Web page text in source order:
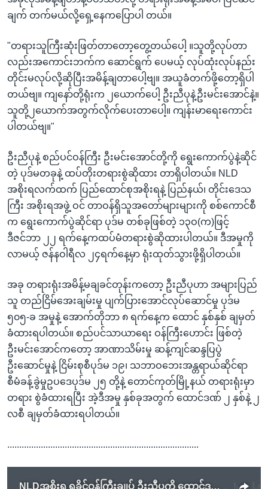
ချက် တက်မယ်လို့ရှေ့နေကပြောပါ တယ်။
"တရားသူကြီးဆုံးဖြတ်တာတော့တွေ့တယ်ပေါ့ ။သူတို့လုပ်တာ
လည်းအကောင်းဘက်က ဆောင်ရွက် ပေမယ့် လုပ်ထုံးလုပ်နည်း
တိုင်းမလုပ်လို့ဆိုပြီးအမိန့်ချတာပေါ့ဗျ။ အယူခံတက်ဖို့တော့ရှိပါ
တယ်ဗျ။ ကျနော်တို့ရုံးက ၂ယောက်ပေါ့ ဦးညီပုနဲ့ဦးမင်းအောင်နဲ့။
သူတို့၂ယောက်အတွက်လိုက်ပေးတာပေါ့။ ကျန်းမာရေးကောင်း
ပါတယ်ဗျ။"
ဦးညီပုနဲ့ စည်ပင်ဝန်ကြီး ဦးမင်းအောင်တို့ကို ရွေးကောက်ပွဲနဲ့ဆိုင်
တဲ့ ပုဒ်မတခုနဲ့ ထပ်တိုးတရားစွဲဆိုထား တာရှိပါတယ်။ NLD
အစိုးရလက်ထက် ပြည်ထောင်စုအစိုးရနဲ့ ပြည်နယ်၊ တိုင်းဒေသ
ကြီး အစိုးရအဖွဲ့ ဝင် တာဝန်ရှိသူအတော်များများကို စစ်ကောင်စီ
က ရွေးကောက်ပွဲဆိုင်ရာ ပုဒ်မ တစ်ခုဖြစ်တဲ့ ၁၃ဝ(က)ဖြင့်
ဒီဇင်ဘာ ၂၂ ရက်နေ့ကထပ်မံတရားစွဲဆိုထားပါတယ်။ ဒီအမှုကို
လာမယ့် ဇန်နဝါရီလ ၂၄ရက်နေ့မှာ ရုံးထုတ်သွားဖို့ရှိပါတယ်။
အခု တရားရုံးအမိန့်မချခင်တုန်းကတော့ ဦးညီပုဟာ အများပြည်
သူ တည်ငြိမ်အေးချမ်းမှု ပျက်ပြားအောင်လုပ်ဆောင်မှု ပုဒ်မ
၅၀၅-ခ အမှုနဲ့ အောက်တိုဘာ ၈ ရက်နေ့က ထောင် နှစ်နှစ် ချမှတ်
ခံထားရပါတယ်။ စည်ပင်သာယာရေး ဝန်ကြီးဟောင်း ဖြစ်တဲ့
ဦးမင်းအောင်ကတော့ အာဏာသိမ်းမှု ဆန့်ကျင်ဆန္ဒပြပွဲ
ဦးဆောင်မှုနဲ့ ငြိမ်းစုစီပုဒ်မ ၁၉၊ သဘာဝဘေးအန္တရာယ်ဆိုင်ရာ
စီမံခန့်ခွဲမှုဥပဒေပုဒ်မ ၂၅ တို့နဲ့ တောင်ကုတ်မြို့နယ် တရားရုံးမှာ
တရား စွဲခံထားရပြီး အဲ့ဒီအမှု နှစ်ခုအတွက် ထောင်ဒဏ် ၂ နှစ်နဲ့ ၂
လစီ ချမှတ်ခံထားရပါတယ်။
................................................................................
NLDအစိုးရ ရခိုင်ဝန်ကြီးချုပ် ဦးညီပုကို ထောင်ဒဏ်၉နှစ်ထပ်တိုး